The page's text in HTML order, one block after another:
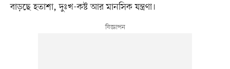
বাড়ছে হতাশা, দুঃখ-কষ্ট আর মানসিক যন্ত্রণা।